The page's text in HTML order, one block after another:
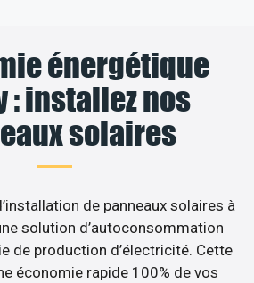
énergétique
: installez nos
solaires
de panneaux solaires à
solution d’autoconsommation
de production d’électricité. Cette
économie rapide 100% de vos